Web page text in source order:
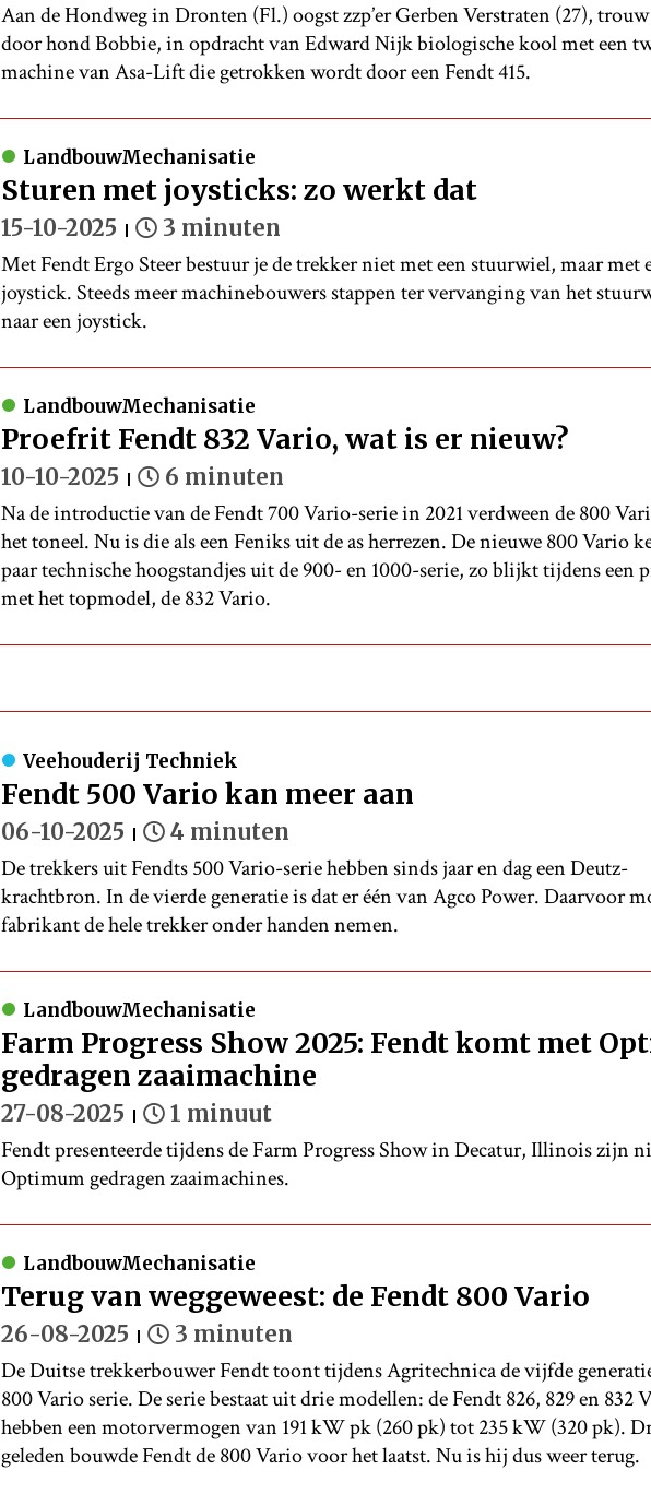
Aan de Hondweg in Dronten (Fl.) oogst zzp’er Gerben Verstraten (27),
door hond Bobbie, in opdracht van Edward Nijk biologische kool met een
machine van Asa-Lift die getrokken wordt door een Fendt 415.
LandbouwMechanisatie
Sturen met joysticks: zo werkt dat
15-10-2025 3 minuten
Met Fendt Ergo Steer bestuur je de trekker niet met een stuurwiel, maar met
joystick. Steeds meer machinebouwers stappen ter vervanging van het
naar een joystick.
LandbouwMechanisatie
Proefrit Fendt 832 Vario, wat is er nieuw?
10-10-2025 6 minuten
Na de introductie van de Fendt 700 Vario-serie in 2021 verdween de 800
het toneel. Nu is die als een Feniks uit de as herrezen. De nieuwe 800 Vario
paar technische hoogstandjes uit de 900- en 1000-serie, zo blijkt tijdens een
met het topmodel, de 832 Vario.
Veehouderij Techniek
Fendt 500 Vario kan meer aan
06-10-2025 4 minuten
De trekkers uit Fendts 500 Vario-serie hebben sinds jaar en dag een Deutz-
krachtbron. In de vierde generatie is dat er één van Agco Power. Daarvoor
fabrikant de hele trekker onder handen nemen.
LandbouwMechanisatie
Farm Progress Show 2025: Fendt komt met
gedragen zaaimachine
27-08-2025 1 minuut
Fendt presenteerde tijdens de Farm Progress Show in Decatur, Illinois zijn
Optimum gedragen zaaimachines.
LandbouwMechanisatie
Terug van weggeweest: de Fendt 800 Vario
26-08-2025 3 minuten
De Duitse trekkerbouwer Fendt toont tijdens Agritechnica de vijfde
800 Vario serie. De serie bestaat uit drie modellen: de Fendt 826, 829 en 832
hebben een motorvermogen van 191 kW pk (260 pk) tot 235 kW (320 pk).
geleden bouwde Fendt de 800 Vario voor het laatst. Nu is hij dus weer terug.